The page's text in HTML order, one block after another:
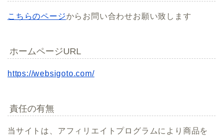
こちらのページからお問い合わせお願い致します
ホームページURL
https://websigoto.com/
責任の有無
当サイトは、アフィリエイトプログラムにより商品を